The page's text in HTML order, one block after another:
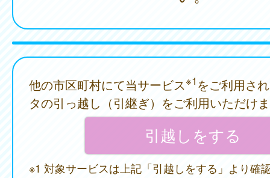
他の市区町村にて当サービス※1 をご利用さ
タの引っ越し（引継ぎ）をご利用いただけ
※1 対象サービスは上記「引越しをする」より確